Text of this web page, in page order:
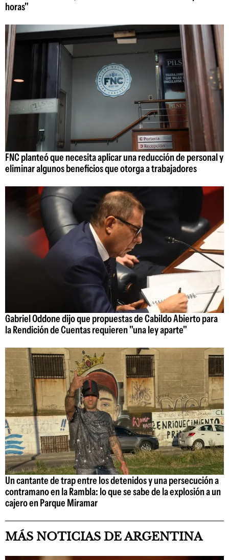
horas"
FNC planteó que necesita aplicar una reducción de personal y
eliminar algunos beneficios que otorga a trabajadores
Gabriel Oddone dijo que propuestas de Cabildo Abierto para
la Rendición de Cuentas requieren "una ley aparte"
Un cantante de trap entre los detenidos y una persecución a
contramano en la Rambla: lo que se sabe de la explosión a un
cajero en Parque Miramar
MÁS NOTICIAS DE ARGENTINA